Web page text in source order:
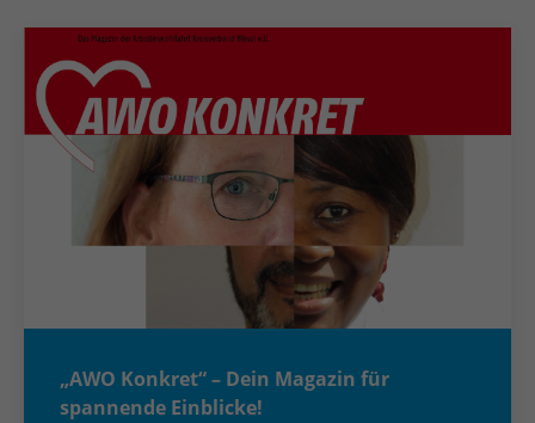
„AWO Konkret“ – Dein Magazin für
spannende Einblicke!